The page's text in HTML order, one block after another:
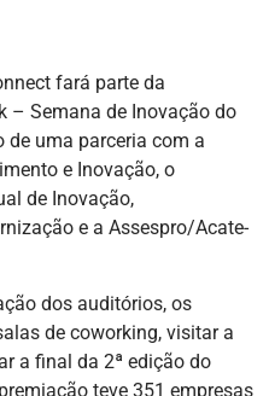
fará parte da
– Semana de Inovação do
de uma parceria com a
e Inovação, o
de Inovação,
e a Assespro/Acate-
dos auditórios, os
de coworking, visitar a
a final da 2ª edição do
teve 351 empresas